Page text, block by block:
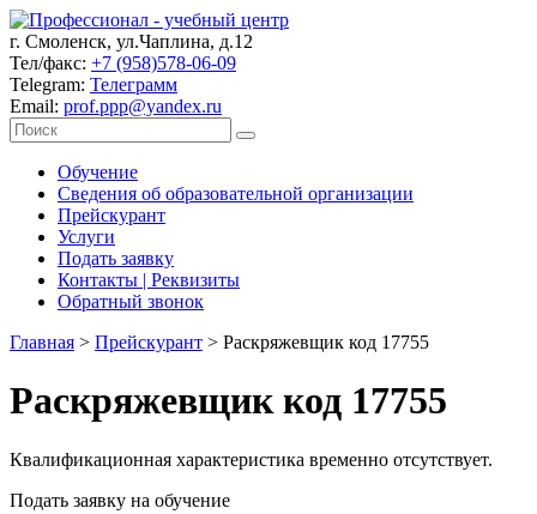
г. Смоленск, ул.Чаплина, д.12
Тел/факс: +7 (958)578-06-09
Telegram: Телеграмм
Email: prof.ppp@yandex.ru
Обучение
Сведения об образовательной организации
Прейскурант
Услуги
Подать заявку
Контакты | Реквизиты
Обратный звонок
Главная > Прейскурант > Раскряжевщик код 17755
Раскряжевщик код 17755
Квалификационная характеристика временно отсутствует.
Подать заявку на обучение